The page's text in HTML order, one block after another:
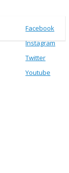
Facebook
Instagram
Twitter
Youtube